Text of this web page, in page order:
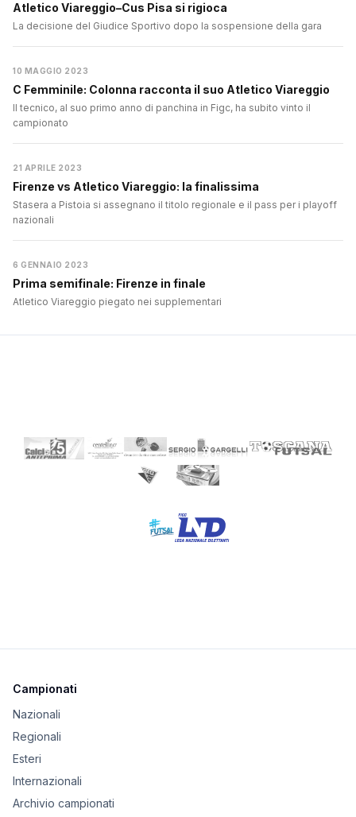
Atletico Viareggio–Cus Pisa si rigioca
La decisione del Giudice Sportivo dopo la sospensione della gara
10 MAGGIO 2023
C Femminile: Colonna racconta il suo Atletico Viareggio
Il tecnico, al suo primo anno di panchina in Figc, ha subito vinto il
campionato
21 APRILE 2023
Firenze vs Atletico Viareggio: la finalissima
Stasera a Pistoia si assegnano il titolo regionale e il pass per i playoff
nazionali
6 GENNAIO 2023
Prima semifinale: Firenze in finale
Atletico Viareggio piegato nei supplementari
Campionati
Nazionali
Regionali
Esteri
Internazionali
Archivio campionati